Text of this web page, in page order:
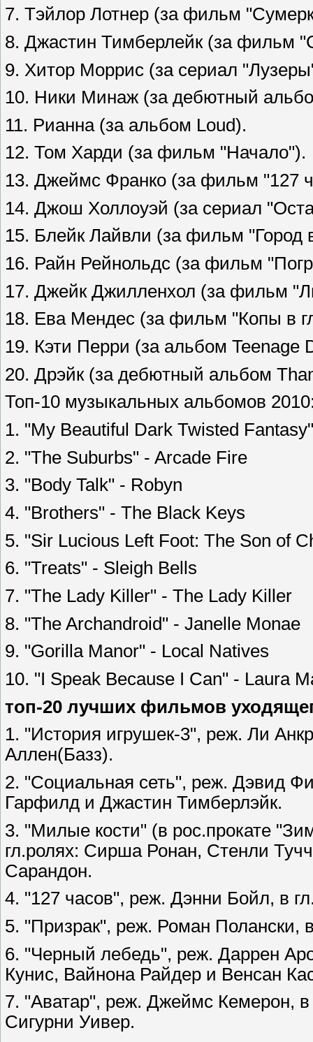
7. Тэйлор Лотнер (за фильм
8. Джастин Тимберлейк (за фильм
9. Хитор Моррис (за сериал
10. Ники Минаж (за дебютный
11. Рианна (за альбом Loud).
12. Том Харди (за фильм "Начало").
13. Джеймс Франко (за фильм "127
14. Джош Холлоуэй (за сериал
15. Блейк Лайвли (за фильм "Город
16. Райн Рейнольдс (за фильм
17. Джейк Джилленхол (за фильм
18. Ева Мендес (за фильм "Копы в
19. Кэти Перри (за альбом Teenage
20. Дрэйк (за дебютный альбом
Топ-10 музыкальных альбомов
1. "My Beautiful Dark Twisted
2. "The Suburbs" - Arcade Fire
3. "Body Talk" - Robyn
4. "Brothers" - The Black Keys
5. "Sir Lucious Left Foot: The Son of
6. "Treats" - Sleigh Bells
7. "The Lady Killer" - The Lady Killer
8. "The Archandroid" - Janelle Monae
9. "Gorilla Manor" - Local Natives
10. "I Speak Because I Can" - Laura
топ-20 лучших фильмов
1. "История игрушек-3", реж. Ли
Аллен(Базз).
2. "Социальная сеть", реж. Дэвид
Гарфилд и Джастин Тимберлэйк.
3. "Милые кости" (в рос.прокате
гл.ролях: Сирша Ронан, Стенли
Сарандон.
4. "127 часов", реж. Дэнни Бойл, в
5. "Призрак", реж. Роман Полански,
6. "Черный лебедь", реж. Даррен
Кунис, Вайнона Райдер и Венсан
7. "Аватар", реж. Джеймс Кемерон,
Сигурни Уивер.